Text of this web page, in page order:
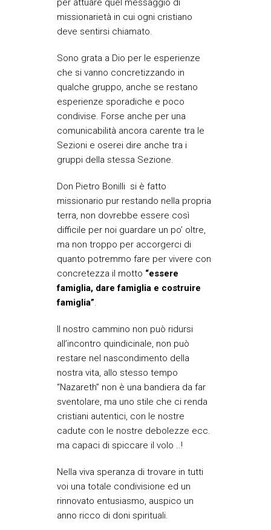
per attuare quel messaggio di
missionarietà in cui ogni cristiano
deve sentirsi chiamato.
Sono grata a Dio per le esperienze
che si vanno concretizzando in
qualche gruppo, anche se restano
esperienze sporadiche e poco
condivise. Forse anche per una
comunicabilità ancora carente tra le
Sezioni e oserei dire anche tra i
gruppi della stessa Sezione.
Don Pietro Bonilli si è fatto
missionario pur restando nella propria
terra, non dovrebbe essere così
difficile per noi guardare un po’ oltre,
ma non troppo per accorgerci di
quanto potremmo fare per vivere con
concretezza il motto “essere
famiglia, dare famiglia e costruire
famiglia”.
Il nostro cammino non può ridursi
all’incontro quindicinale, non può
restare nel nascondimento della
nostra vita, allo stesso tempo
“Nazareth” non è una bandiera da far
sventolare, ma uno stile che ci renda
cristiani autentici, con le nostre
cadute con le nostre debolezze ecc.
ma capaci di spiccare il volo ..!
Nella viva speranza di trovare in tutti
voi una totale condivisione ed un
rinnovato entusiasmo, auspico un
anno ricco di doni spirituali.